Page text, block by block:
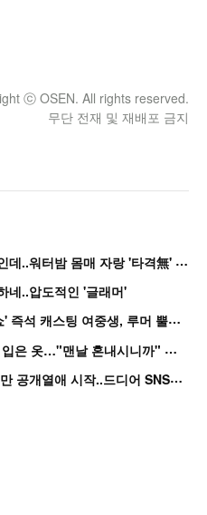
ⓒ OSEN. All rights reserved.
무단 전재 및 재배포 금지
비
비, 성행위 연상 안무로 논란인데..워터밤 몸매 자랑 '타격無' 근황
네..압도적인 '글래머'
“
연습생 아닙니다” 싸이 '흠뻑쇼' 즉석 캐스팅 여중생, 루머 뿔났다[Oh!쎈 이...
홍
진영, '임신설' 종결 작정하고 입은 옷…"맨날 혼내시니까" 억울
'
흑백' 김도윤♥배우 김서연, 4년만 공개열애 시작..드디어 SNS에 노출 [핫피...